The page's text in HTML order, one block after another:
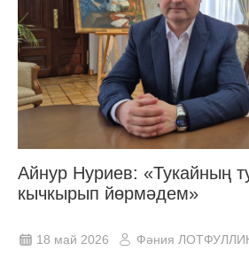
Айнур Нуриев: «Тукайның
кычкырып йөрмәдем»
18 май 2026 Фәния